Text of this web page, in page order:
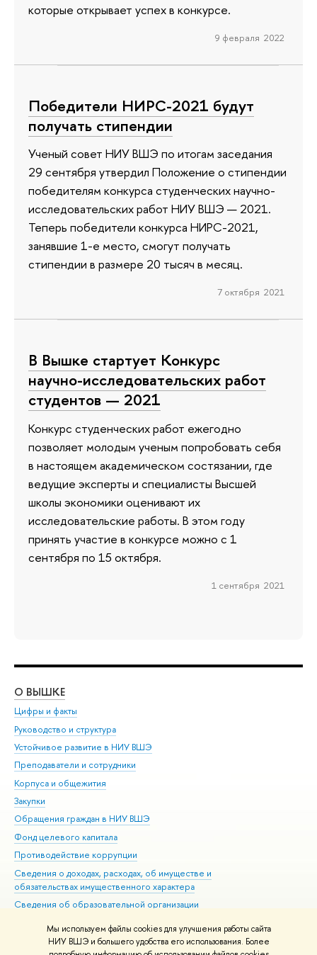
Мы используем файлы cookies для улучшения работы сайта
НИУ ВШЭ и большего удобства его использования. Более
которые открывает успех в конкурсе.
9 февраля 2022
Победители НИРС-2021 будут
получать стипендии
Ученый совет НИУ ВШЭ по итогам заседания
29 сентября утвердил Положение о стипендии
победителям конкурса студенческих научно-
исследовательских работ НИУ ВШЭ — 2021.
Теперь победители конкурса НИРС-2021,
занявшие 1-е место, смогут получать
стипендии в размере 20 тысяч в месяц.
7 октября 2021
В Вышке стартует Конкурс
научно-исследовательских работ
студентов — 2021
Конкурс студенческих работ ежегодно
позволяет молодым ученым попробовать себя
в настоящем академическом состязании, где
ведущие эксперты и специалисты Высшей
школы экономики оценивают их
исследовательские работы. В этом году
принять участие в конкурсе можно с 1
сентября по 15 октября.
1 сентября 2021
О ВЫШКЕ
Цифры и факты
Руководство и структура
Устойчивое развитие в НИУ ВШЭ
Преподаватели и сотрудники
Корпуса и общежития
Закупки
Обращения граждан в НИУ ВШЭ
Фонд целевого капитала
Противодействие коррупции
Сведения о доходах, расходах, об имуществе и
обязательствах имущественного характера
Сведения об образовательной организации
Людям с ограниченными возможностями здоровья
Единая платежная страница